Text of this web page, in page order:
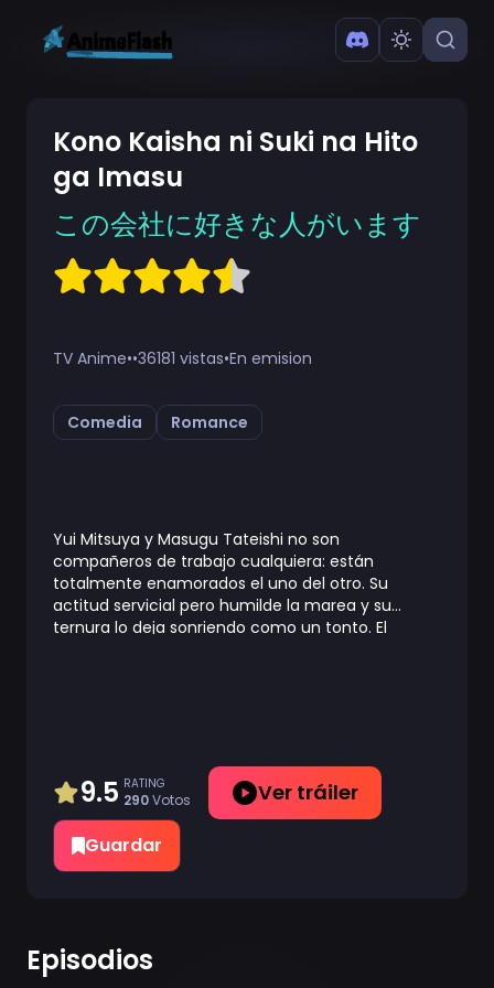
Kono Kaisha ni Suki na Hito
ga Imasu
この会社に好きな人がいます
TV Anime••36181 vistas•En emision
Comedia Romance
Yui Mitsuya y Masugu Tateishi no son
compañeros de trabajo cualquiera: están
totalmente enamorados el uno del otro. Su
actitud servicial pero humilde la marea y su
ternura lo deja sonriendo como un tonto. El
9.5 RATING
290Votos Ver tráiler
Guardar
Episodios